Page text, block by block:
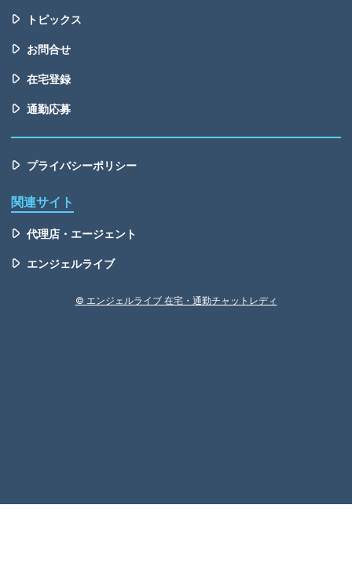
トピックス
お問合せ
在宅登録
通勤応募
プライバシーポリシー
関連サイト
代理店・エージェント
エンジェルライブ
© エンジェルライブ 在宅・通勤チャットレディ